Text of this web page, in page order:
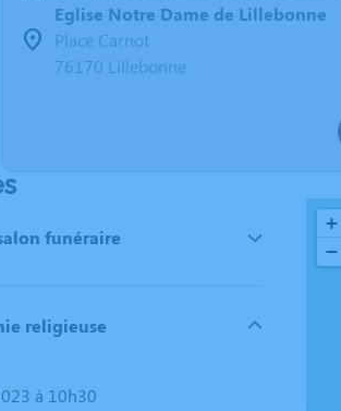
Eglise Notre Dame de Lillebonne
Place Carnot
76170 Lillebonne
funéraire
religieuse
à 10h30
+
−